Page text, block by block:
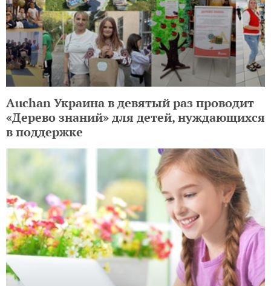
Auchan Украина в девятый раз проводит
«Дерево знаний» для детей, нуждающихся
в поддержке